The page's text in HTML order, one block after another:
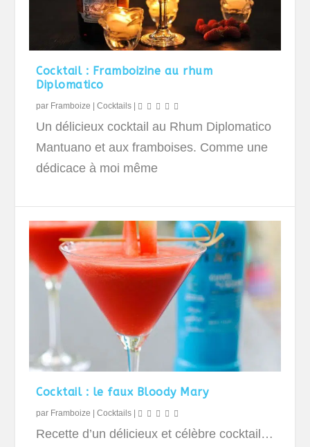
Cocktail : Framboizine au rhum
Diplomatico
par Framboize |Cocktails
Un délicieux cocktail au Rhum Diplomatico
Mantuano et aux framboises. Comme une
dédicace à moi même
Cocktail : le faux Bloody Mary
par Framboize |Cocktails
Recette d’un délicieux et célèbre cocktail…